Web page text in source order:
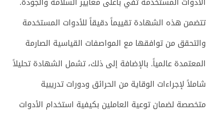
تتضمن هذه الشهادة تقييماً دقيقاً للأدوات المستخدمة
والتحقق من توافقها مع المواصفات القياسية الصارمة
المعتمدة عالمياً. بالإضافة إلى ذلك، تشمل الشهادة تحليلاً
شاملاً لإجراءات الوقاية من الحرائق ودورات تدريبية
متخصصة لضمان توعية العاملين بكيفية استخدام الأدوات